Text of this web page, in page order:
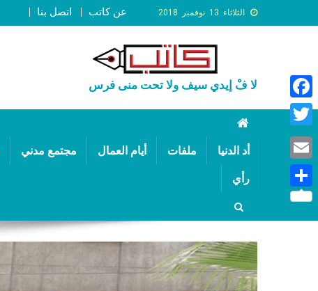
الثلاثاء 13 نوفمبر 2018 اتصل بنا عن كاتب
لا فْ إيدي سيف ولا تحت منى فرس
أد الدنيا ملفات أيام العمال مجتمع مدني
رأي
Email
Share